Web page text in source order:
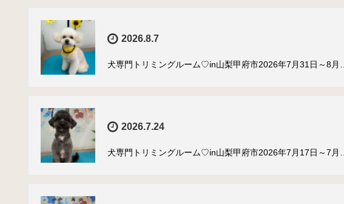
2026.8.7
犬専門トリミングルーム♡in山梨甲府市2026年7月31日～8月…
2026.7.24
犬専門トリミングルーム♡in山梨甲府市2026年7月17日～7月…